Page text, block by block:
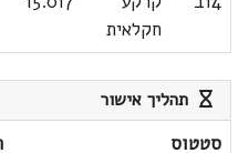
חקלאית
תהליך אישור
סטטוס